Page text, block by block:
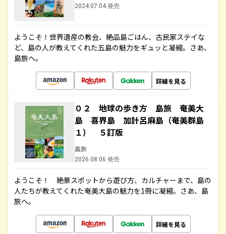
2024.07.04 発売
ようこそ！世界遺産の教会、絶品島ごはん、古民家ステイな
ど、島の人が教えてくれた五島の魅力をギュッと凝縮。さあ、
島旅へ。
詳細を見る
０２ 地球の歩き方 島旅 奄美大
島 喜界島 加計呂麻島（奄美群島
１） ５訂版
島旅
2026.08.06 発売
ようこそ！ 絶景スポットから遊び方、カルチャーまで、島の
人たちが教えてくれた奄美大島の魅力を1冊に凝縮。さあ、島
旅へ。
詳細を見る